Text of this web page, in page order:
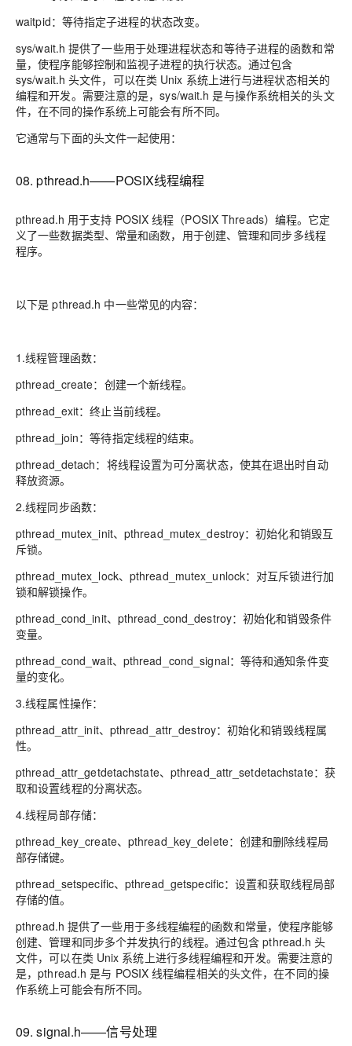
waitpid：等待指定子进程的状态改变。
sys/wait.h 提供了一些用于处理进程状态和等待子进程的函数和常
量，使程序能够控制和监视子进程的执行状态。通过包含
sys/wait.h 头文件，可以在类 Unix 系统上进行与进程状态相关的
编程和开发。需要注意的是，sys/wait.h 是与操作系统相关的头文
件，在不同的操作系统上可能会有所不同。
它通常与下面的头文件一起使用：
08. pthread.h——POSIX线程编程
pthread.h 用于支持 POSIX 线程（POSIX Threads）编程。它定
义了一些数据类型、常量和函数，用于创建、管理和同步多线程
程序。
以下是 pthread.h 中一些常见的内容：
1.线程管理函数：
pthread_create：创建一个新线程。
pthread_exit：终止当前线程。
pthread_join：等待指定线程的结束。
pthread_detach：将线程设置为可分离状态，使其在退出时自动
释放资源。
2.线程同步函数：
pthread_mutex_init、pthread_mutex_destroy：初始化和销毁互
斥锁。
pthread_mutex_lock、pthread_mutex_unlock：对互斥锁进行加
锁和解锁操作。
pthread_cond_init、pthread_cond_destroy：初始化和销毁条件
变量。
pthread_cond_wait、pthread_cond_signal：等待和通知条件变
量的变化。
3.线程属性操作：
pthread_attr_init、pthread_attr_destroy：初始化和销毁线程属
性。
pthread_attr_getdetachstate、pthread_attr_setdetachstate：获
取和设置线程的分离状态。
4.线程局部存储：
pthread_key_create、pthread_key_delete：创建和删除线程局
部存储键。
pthread_setspecific、pthread_getspecific：设置和获取线程局部
存储的值。
pthread.h 提供了一些用于多线程编程的函数和常量，使程序能够
创建、管理和同步多个并发执行的线程。通过包含 pthread.h 头
文件，可以在类 Unix 系统上进行多线程编程和开发。需要注意的
是，pthread.h 是与 POSIX 线程编程相关的头文件，在不同的操
作系统上可能会有所不同。
09. signal.h——信号处理